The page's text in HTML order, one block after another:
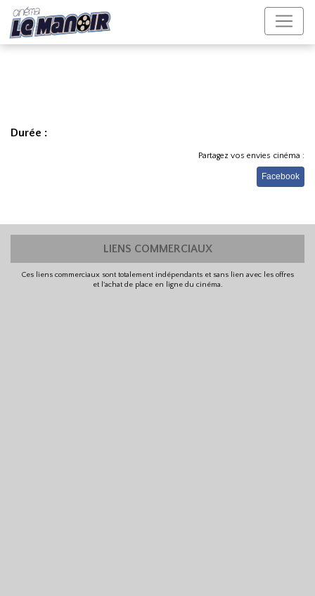
Durée :
Partagez vos envies cinéma :
Facebook
LIENS COMMERCIAUX
Ces liens commerciaux sont totalement indépendants et sans lien avec les offres
et l'achat de place en ligne du cinéma.